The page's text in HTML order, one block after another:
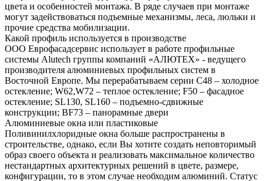
цвета и особенностей монтажа. В ряде случаев при монтаже
могут задействоваться подъемные механизмы, леса, люльки и
прочие средства мобилизации.
Какой профиль используется в производстве
ООО Еврофасадсервис использует в работе профильные
системы Alutech группы компаний «АЛЮТЕХ» - ведущего
производителя алюминиевых профильных систем в
Восточной Европе. Мы перерабатываем серии С48 – холодное
остекление; W62,W72 – теплое остекление; F50 – фасадное
остекление; SL130, SL160 – подъемно-сдвижные
конструкции; BF73 – панорамные двери
Алюминиевые окна или пластиковые
Поливинилхлоридные окна больше распространены в
строительстве, однако, если Вы хотите создать неповторимый
образ своего объекта и реализовать максимальное количество
нестандартных архитектурных решений в цвете, размере,
конфигурации, то в этом случае необходим алюминий. Статус